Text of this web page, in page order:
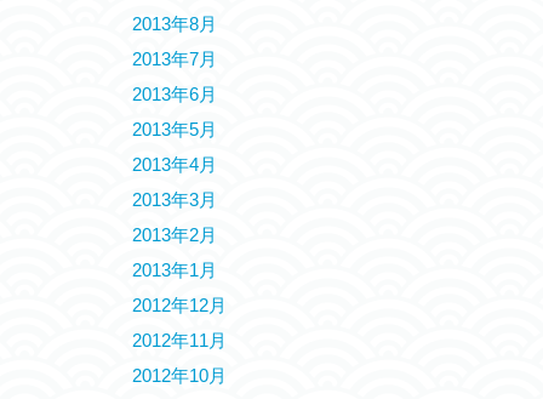
2013年8月
2013年7月
2013年6月
2013年5月
2013年4月
2013年3月
2013年2月
2013年1月
2012年12月
2012年11月
2012年10月